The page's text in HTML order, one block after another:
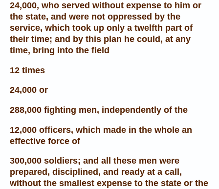
24,000, who served without expense to him or
the state, and were not oppressed by the
service, which took up only a twelfth part of
their time; and by this plan he could, at any
time, bring into the field
12 times
24,000 or
288,000 fighting men, independently of the
12,000 officers, which made in the whole an
effective force of
300,000 soldiers; and all these men were
prepared, disciplined, and ready at a call,
without the smallest expense to the state or the